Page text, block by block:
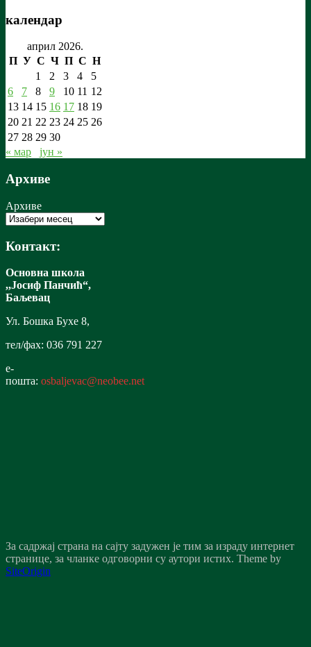
календар
април 2026.
П У С Ч П С Н
1
2 3 4
5
6
7 8 9 10 11 12
13 14 15 16 17 18 19
20 21 22 23 24 25 26
27 28 29 30
« мар
јун »
Архиве
Архиве
Контакт:
Основна школа
,,Јосиф Панчић“,
Баљевац
Ул. Бошка Бухе 8,
тел/фах: 036 791 227
е-
пошта: osbaljevac@neobee.net
За садржај страна на сајту задужен је тим за израду интернет
странице, за чланке одговорни су аутори истих. Theme by
SiteOrigin